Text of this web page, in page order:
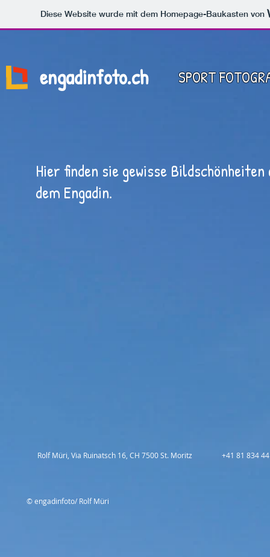
Diese Website wurde mit dem Homepage-Baukasten von
engadinfoto.ch SPORT
Hier finden sie gewisse Bildschönheiten
dem Engadin.
Rolf Müri, Via Ruinatsch 16, CH 7500 St. Moritz +41 81 834
© engadinfoto/ Rolf Müri